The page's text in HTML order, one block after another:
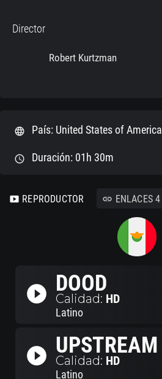
Director
Robert Kurtzman
language País: United States of America
schedule Duración: 01h 30m
smart_display REPRODUCTOR link ENLACES4
play_circle_filled DOOD
Calidad: HD
Latino
play_circle_filled UPSTREAM
Calidad: HD
Latino